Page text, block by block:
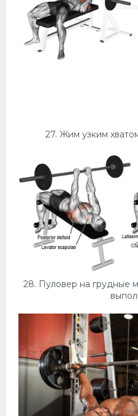
27. Жим узким
28. Пуловер на грудные